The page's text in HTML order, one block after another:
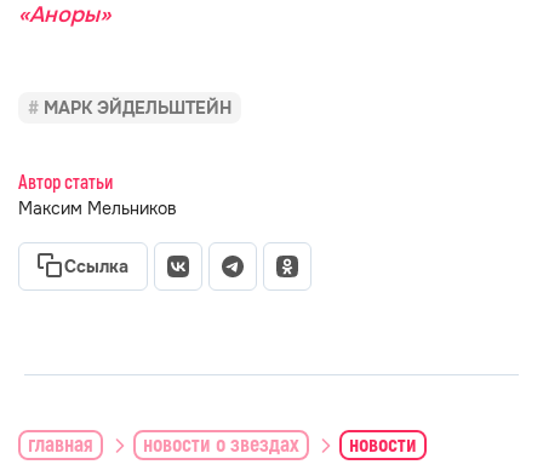
«Аноры»
МАРК ЭЙДЕЛЬШТЕЙН
Автор статьи
Максим Мельников
Ссылка
главная новости о звездах новости